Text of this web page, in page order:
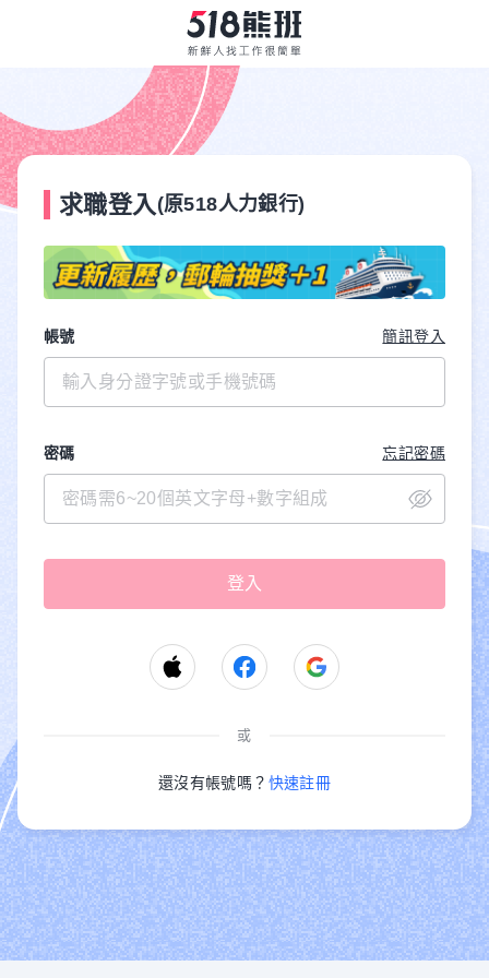
求職登入 (原518人力銀行)
帳號 簡訊登入
密碼 忘記密碼
或
還沒有帳號嗎？ 快速註冊